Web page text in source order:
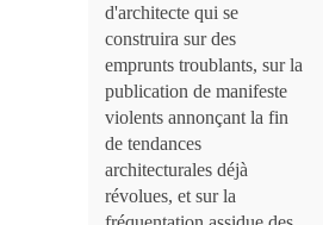
d'architecte qui se
construira sur des
emprunts troublants, sur la
publication de manifeste
violents annonçant la fin
de tendances
architecturales déjà
révolues, et sur la